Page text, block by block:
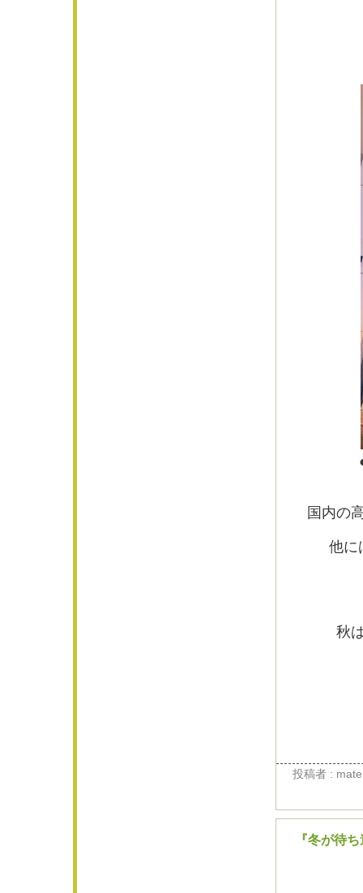
●カ
国内の高
他に
秋はラグ
投稿者 :
『冬が待